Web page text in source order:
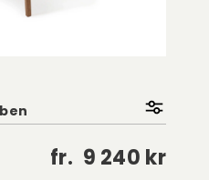
fr. 9 240 kr